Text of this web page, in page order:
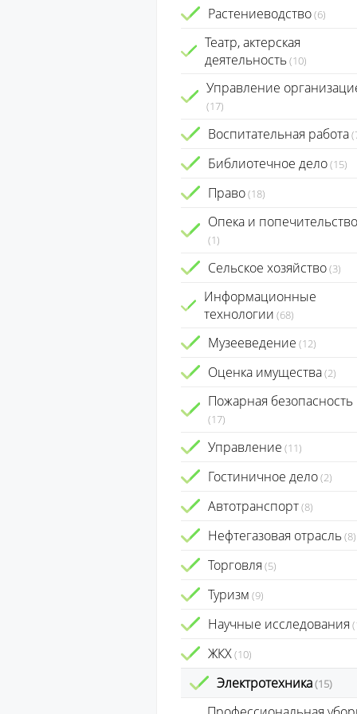
Растениеводство(6)
Театр, актерская
деятельность(10)
Управление
(17)
Воспитательная работа
Библиотечное дело(15)
Право(18)
Опека и попечительство
(1)
Сельское хозяйство(3)
Информационные
технологии (68)
Музееведение (12)
Оценка имущества(2)
Пожарная безопасность
(17)
Управление (11)
Гостиничное дело(2)
Автотранспорт(8)
Нефтегазовая отрасль(8)
Торговля (5)
Туризм (9)
Научные исследования
ЖКХ(10)
Электротехника(15)